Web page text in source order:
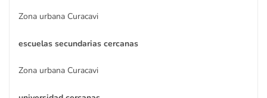
Zona urbana Curacavi
escuelas secundarias cercanas
Zona urbana Curacavi